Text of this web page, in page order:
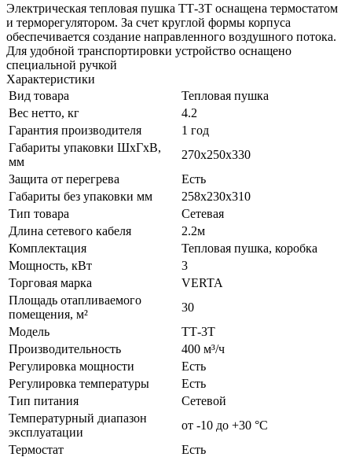
Электрическая тепловая пушка ТТ-3Т оснащена термостатом
и терморегулятором. За счет круглой формы корпуса
обеспечивается создание направленного воздушного потока.
Для удобной транспортировки устройство оснащено
специальной ручкой
Характеристики
Вид товара
Тепловая пушка
Вес нетто, кг
4.2
Гарантия производителя
1 год
Габариты упаковки ШхГхВ,
мм
270х250х330
Защита от перегрева
Есть
Габариты без упаковки мм
258х230х310
Тип товара
Сетевая
Длина сетевого кабеля
2.2м
Комплектация
Тепловая пушка, коробка
Мощность, кВт
3
Торговая марка
VERTA
Площадь отапливаемого
помещения, м²
30
Модель
ТТ-3T
Производительность
400 м³/ч
Регулировка мощности
Есть
Регулировка температуры
Есть
Тип питания
Сетевой
Температурный диапазон
эксплуатации
от -10 до +30 °С
Термостат
Есть